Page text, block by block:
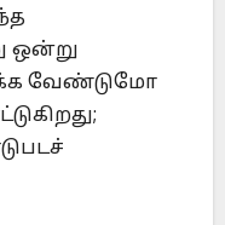
ஒன்று
வேண்டுமோ